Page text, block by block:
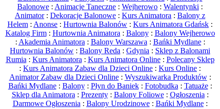
Balonowe : Animacje Taneczne : Wejherowo : Walentynki :
Animator: Dekoracje Balonowe : Kurs Animatora : Balony z
Helem : Anonse : Hurtownia Balonów : Kurs Animatora Gdańsk :
Katalog Firm: Hurtownia Animatora : Balony: Balony Wejherowo
: Akademia Animatora : Balony Warszawa : Bańki Mydlane:
Hurtownia Balonów : Balony Reda : Gdynia : Sklep z Balonami
Rumia : Kurs Animatora : Kurs Animatora Online: Polecany Sklep
: Kurs Animatora Zabaw dla Dzieci Online : Kurs Online :
Animator Zabaw dla Dzieci Online: Wyszukiwarka Produktów:
Bańki Mydlane: Balony: Płyn do Baniek: Fotobudka : Tatuaże:
Sklep dla Animatora : Prezenty: Balony Foliowe: Ogłoszenia :
Darmowe Ogłoszenia : Balony Urodzinowe: Bańki Mydlane: